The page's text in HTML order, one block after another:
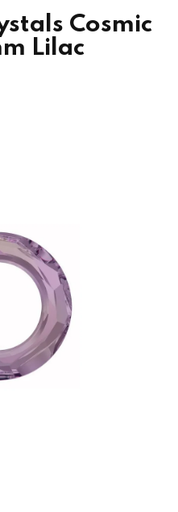
Cosmic
Lilac